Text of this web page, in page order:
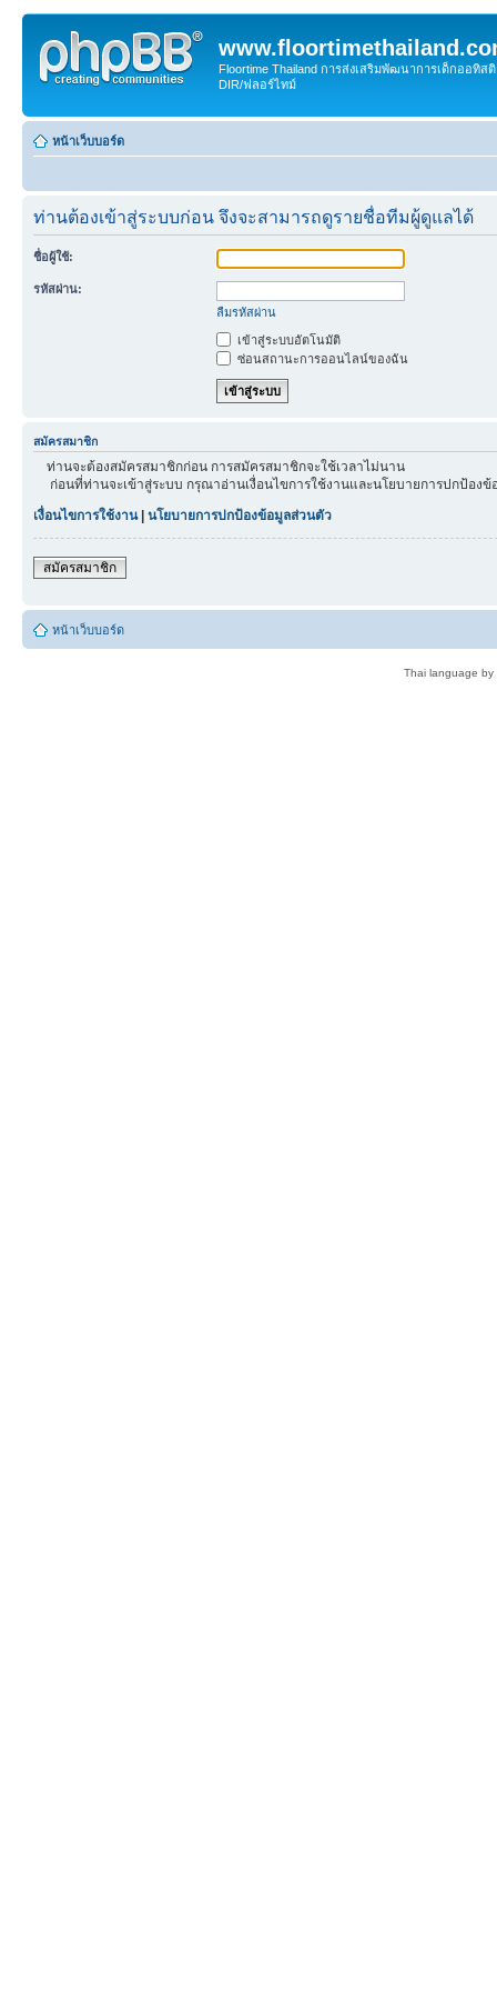
Floortime Thailand การส่งเสริมพัฒนาการเด็กออทิ
DIR/ฟลอร์ไทม์
หน้าเว็บบอร์ด
ท่านต้องเข้าสู่ระบบก่อน จึงจะสามารถดูรายชื่อทีมผู้ดูแลได้
ชื่อผู้ใช้:
รหัสผ่าน:
ลืมรหัสผ่าน
เข้าสู่ระบบอัตโนมัติ
ซ่อนสถานะการออนไลน์ของฉัน
สมัครสมาชิก
ท่านจะต้องสมัครสมาชิกก่อน การสมัครสมาชิกจะใช้เวลาไม่นาน
ก่อนที่ท่านจะเข้าสู่ระบบ กรุณาอ่านเงื่อนไขการใช้งานและนโยบายการปกป้อง
เงื่อนไขการใช้งาน| นโยบายการปกป้องข้อมูลส่วนตัว
สมัครสมาชิก
หน้าเว็บบอร์ด
Thai language by